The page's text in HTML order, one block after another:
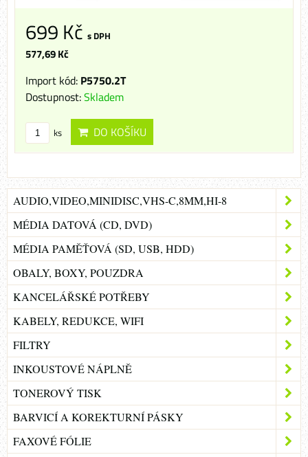
699 Kč s DPH
577,69 Kč
Import kód: P5750.2T
Dostupnost:Skladem
ks DO KOŠÍKU
AUDIO,VIDEO,MINIDISC,VHS-C,8MM,HI-8
MÉDIA DATOVÁ (CD, DVD)
MÉDIA PAMĚŤOVÁ (SD, USB, HDD)
OBALY, BOXY, POUZDRA
KANCELÁŘSKÉ POTŘEBY
KABELY, REDUKCE, WIFI
FILTRY
INKOUSTOVÉ NÁPLNĚ
TONEROVÝ TISK
BARVICÍ A KOREKTURNÍ PÁSKY
FAXOVÉ FÓLIE